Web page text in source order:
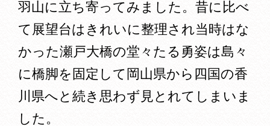
羽山に立ち寄ってみました。昔に比べ
て展望台はきれいに整理され当時はな
かった瀬戸大橋の堂々たる勇姿は島々
に橋脚を固定して岡山県から四国の香
川県へと続き思わず見とれてしまいま
した。